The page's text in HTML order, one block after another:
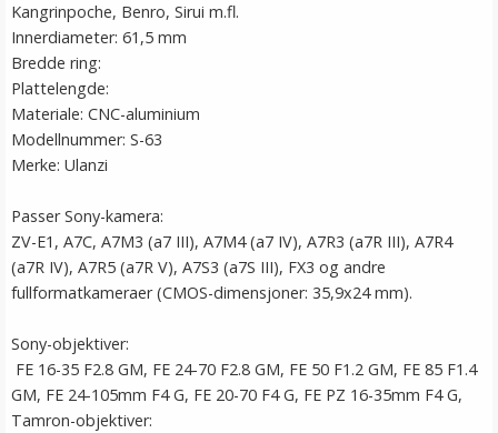
Kangrinpoche, Benro, Sirui m.fl.
Innerdiameter: 61,5 mm
Bredde ring:
Plattelengde:
Materiale: CNC-aluminium
Modellnummer: S-63
Merke: Ulanzi
Passer Sony-kamera:
ZV-E1, A7C, A7M3 (a7 III), A7M4 (a7 IV), A7R3 (a7R III), A7R4
(a7R IV), A7R5 (a7R V), A7S3 (a7S III), FX3 og andre
fullformatkameraer (CMOS-dimensjoner: 35,9x24 mm).
Sony-objektiver:
FE 16-35 F2.8 GM, FE 24-70 F2.8 GM, FE 50 F1.2 GM, FE 85 F1.4
GM, FE 24-105mm F4 G, FE 20-70 F4 G, FE PZ 16-35mm F4 G,
Tamron-objektiver: